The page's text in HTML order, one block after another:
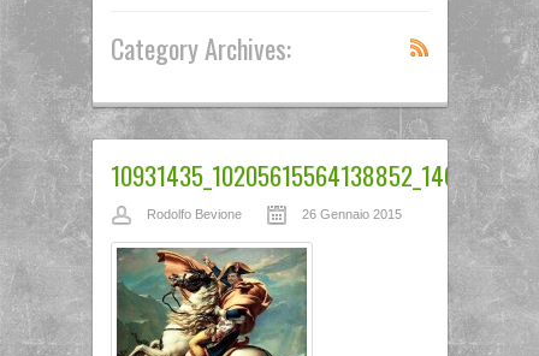
Category Archives:
Rodolfo Bevione 26 Gennaio 2015